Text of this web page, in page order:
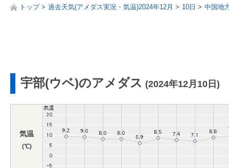
トップ 過去天気(アメダス実況・気温)2024年12月 10日 中国地
宇部(ウベ)のアメダス (2024年12月10日)
気温
(℃)